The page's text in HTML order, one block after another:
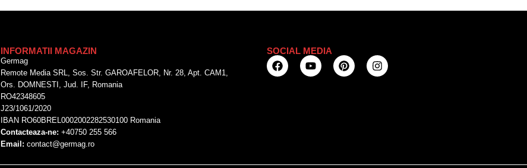
INFORMATII MAGAZIN
Germag
Remote Media SRL, Sos. Str. GAROAFELOR, Nr. 28, Apt. CAM1,
Ors. DOMNESTI, Jud. IF, Romania
RO42348605
J23/1061/2020
IBAN RO60BREL0002002282530100 Romania
Contacteaza-ne: +40750 255 566
Email: contact@germag.ro
SOCIAL MEDIA